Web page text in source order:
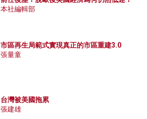
本社編輯部
市區再生局範式實現真正的市區重建3.0
張量童
台灣被美國拖累
張建雄